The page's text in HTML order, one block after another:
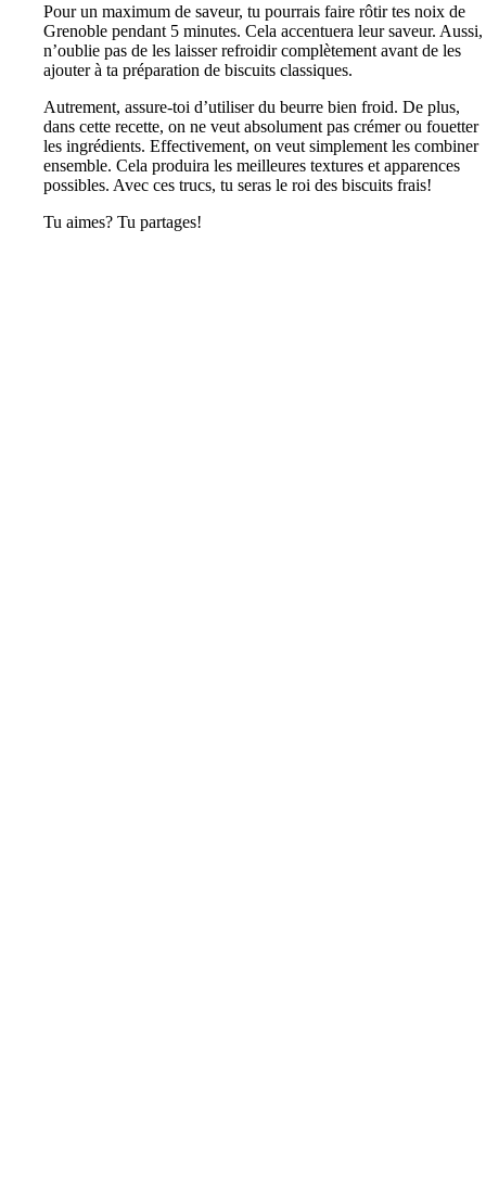
Pour un maximum de saveur, tu pourrais faire rôtir tes noix de
Grenoble pendant 5 minutes. Cela accentuera leur saveur. Aussi,
n’oublie pas de les laisser refroidir complètement avant de les
ajouter à ta préparation de biscuits classiques.
Autrement, assure-toi d’utiliser du beurre bien froid. De plus,
dans cette recette, on ne veut absolument pas crémer ou fouetter
les ingrédients. Effectivement, on veut simplement les combiner
ensemble. Cela produira les meilleures textures et apparences
possibles. Avec ces trucs, tu seras le roi des biscuits frais!
Tu aimes? Tu partages!